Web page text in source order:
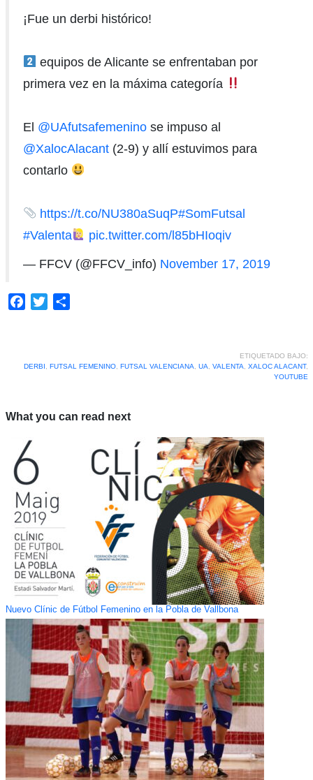
¡Fue un derbi histórico!
equipos de Alicante se enfrentaban por
primera vez en la máxima categoría
El @UAfutsafemeninose impuso al
@XalocAlacant(2-9) y allí estuvimos para
contarlo
https://t.co/NU380aSuqP#SomFutsal
#Valenta
pic.twitter.com/l85bHIoqiv
— FFCV (@FFCV_info) November 17, 2019
Facebook
Twitter
ETIQUETADO BAJO:
DERBI
FUTSAL FEMENINO, FUTSAL VALENCIANA UA VALENTA XALOC ALACANT,
YOUTUBE
What you can read next
Nuevo Clínic de Fútbol Femenino en la Pobla de Vallbona